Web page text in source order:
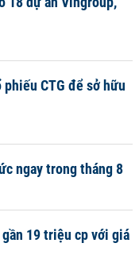
CTG để sở hữu
ngay trong tháng 8
gần 19 triệu cp với giá